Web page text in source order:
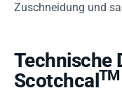
Zuschneidung und
Technische
ScotchcalTM